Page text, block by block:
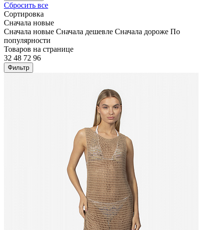
Сбросить все
Сортировка
Сначала новые
Сначала новые Сначала дешевле Сначала дороже По
популярности
Товаров на странице
32 48 72 96
Фильтр